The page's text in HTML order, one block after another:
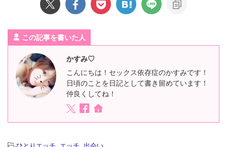
この記事を書いた人
かすみ♡
こんにちは！セックス依存症のかすみです！
日頃のことを日記として書き留めています！
仲良くしてね！
-ひとりエッチ, エッチ, 出会い